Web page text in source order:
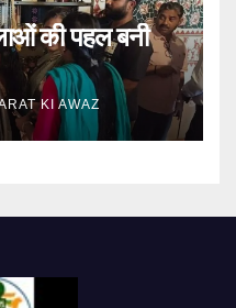
की पहल बनी
KI AWAZ